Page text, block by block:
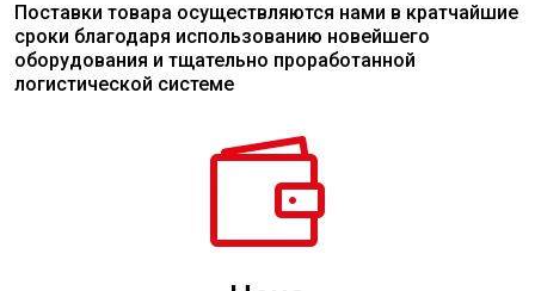
Поставки товара осуществляются нами в кратчайшие
сроки благодаря использованию новейшего
оборудования и тщательно проработанной
логистической системе
